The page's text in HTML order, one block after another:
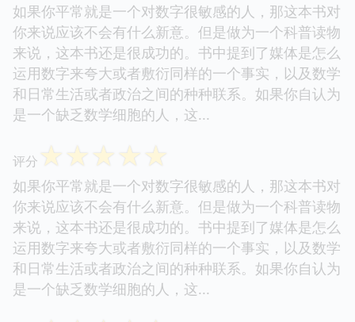
如果你平常就是一个对数字很敏感的人，那这本书对
你来说应该不会有什么新意。但是做为一个科普读物
来说，这本书还是很成功的。书中提到了媒体是怎么
运用数字来夸大或者敷衍同样的一个事实，以及数学
和日常生活或者政治之间的种种联系。如果你自认为
是一个缺乏数学细胞的人，这...
评分 ☆☆☆☆☆
如果你平常就是一个对数字很敏感的人，那这本书对
你来说应该不会有什么新意。但是做为一个科普读物
来说，这本书还是很成功的。书中提到了媒体是怎么
运用数字来夸大或者敷衍同样的一个事实，以及数学
和日常生活或者政治之间的种种联系。如果你自认为
是一个缺乏数学细胞的人，这...